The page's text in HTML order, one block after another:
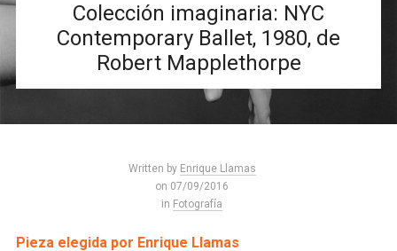
Colección imaginaria: NYC
Contemporary Ballet, 1980, de
Robert Mapplethorpe
Written by Enrique Llamas
on 07/09/2016
in Fotografía
Pieza elegida por Enrique Llamas